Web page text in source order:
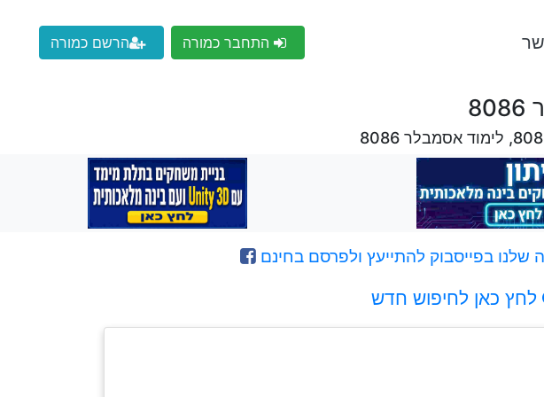
התחבר כמורה הרשם כמורה
בפייסבוק להתייעץ ולפרסם בחינם
לחץ כאן לחיפוש חדש